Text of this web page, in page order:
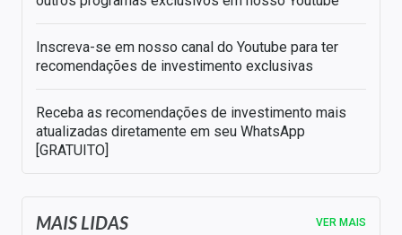
Inscreva-se em nosso canal do Youtube para ter
recomendações de investimento exclusivas
Receba as recomendações de investimento mais
atualizadas diretamente em seu WhatsApp
[GRATUITO]
MAIS LIDAS VER MAIS